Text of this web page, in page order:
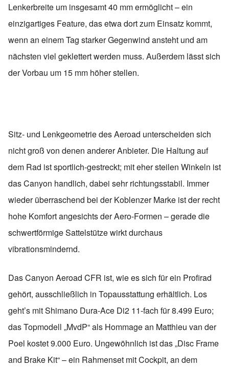
Lenkerbreite um insgesamt 40 mm ermöglicht – ein
einzigartiges Feature, das etwa dort zum Einsatz kommt,
wenn an einem Tag starker Gegenwind ansteht und am
nächsten viel geklettert werden muss. Außerdem lässt sich
der Vorbau um 15 mm höher stellen.
Sitz- und Lenkgeometrie des Aeroad unterscheiden sich
nicht groß von denen anderer Anbieter. Die Haltung auf
dem Rad ist sportlich-gestreckt; mit eher steilen Winkeln ist
das Canyon handlich, dabei sehr richtungsstabil. Immer
wieder überraschend bei der Koblenzer Marke ist der recht
hohe Komfort angesichts der Aero-Formen – gerade die
schwertförmige Sattelstütze wirkt durchaus
vibrationsmindernd.
Das Canyon Aeroad CFR ist, wie es sich für ein Profirad
gehört, ausschließlich in Topausstattung erhältlich. Los
geht’s mit Shimano Dura-Ace Di2 11-fach für 8.499 Euro;
das Topmodell „MvdP“ als Hommage an Matthieu van der
Poel kostet 9.000 Euro. Ungewöhnlich ist das „Disc Frame
and Brake Kit“ – ein Rahmenset mit Cockpit, an dem